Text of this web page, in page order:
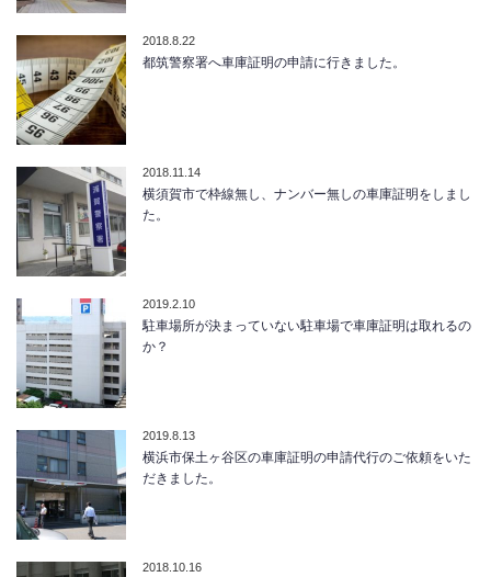
2018.8.22
都筑警察署へ車庫証明の申請に行きました。
2018.11.14
横須賀市で枠線無し、ナンバー無しの車庫証明をしまし
た。
2019.2.10
駐車場所が決まっていない駐車場で車庫証明は取れるの
か？
2019.8.13
横浜市保土ヶ谷区の車庫証明の申請代行のご依頼をいた
だきました。
2018.10.16